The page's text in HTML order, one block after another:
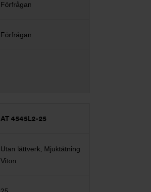
Förfrågan
Förfrågan
AT 4545L2-25
Utan lättverk, Mjuktätning
Viton